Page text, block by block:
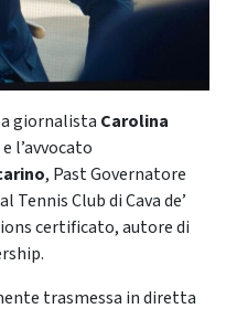
giornalista Carolina
e l’avvocato
, Past Governatore
Tennis Club di Cava de’
certificato, autore di
trasmessa in diretta